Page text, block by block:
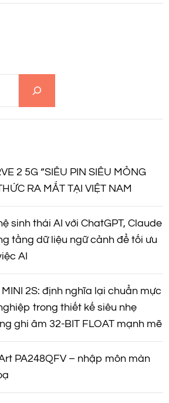
2 5G “SIÊU PIN SIÊU MỎNG
RA MẮT TẠI VIỆT NAM
sinh thái AI với ChatGPT, Claude
tầng dữ liệu ngữ cảnh để tối ưu
AI
2S: định nghĩa lại chuẩn mực
trong thiết kế siêu nhẹ
ghi âm 32-BIT FLOAT mạnh mẽ
PA248QFV – nhập môn màn